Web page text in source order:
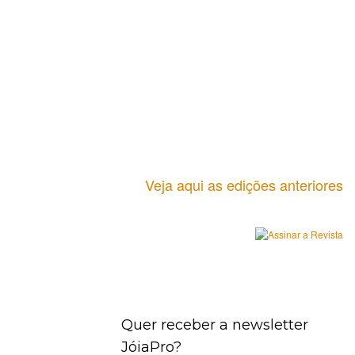
Veja aqui as edições anteriores